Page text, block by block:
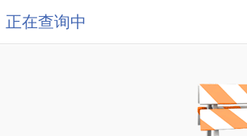
正在查询中